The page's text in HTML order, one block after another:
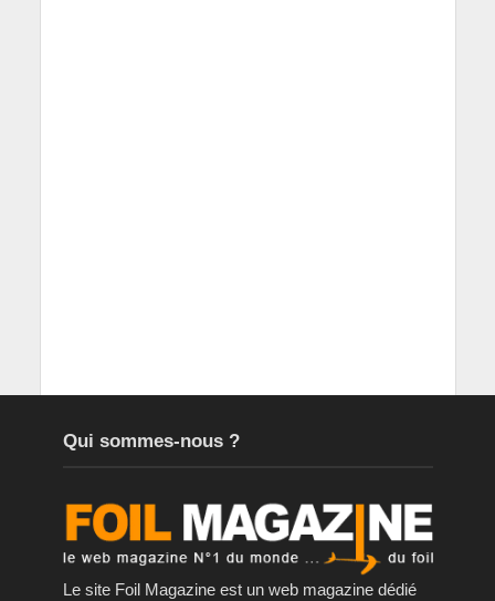
Qui sommes-nous ?
Le site Foil Magazine est un web magazine dédié